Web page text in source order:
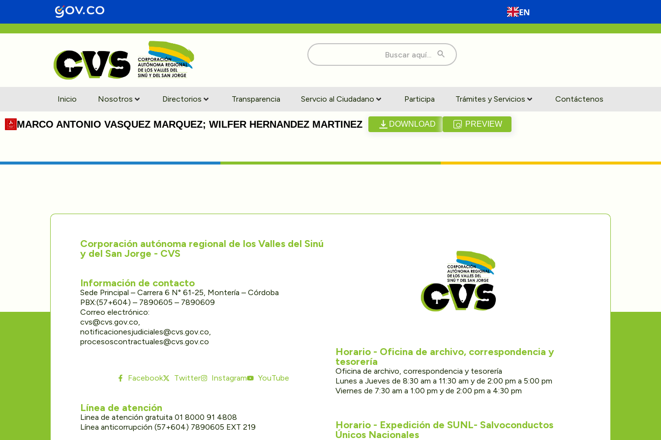
EN
Buscar:
Inicio Nosotros Directorios Transparencia Servcio al Ciudadano Participa Trámites y Servicios Contáctenos
MARCO ANTONIO VASQUEZ MARQUEZ; WILFER HERNANDEZ MARTINEZ DOWNLOAD PREVIEW
Corporación autónoma regional de los Valles del Sinú
y del San Jorge - CVS
Información de contacto
Sede Principal – Carrera 6 N° 61-25, Montería – Córdoba
PBX:(57+604) – 7890605 – 7890609
Correo electrónico:
cvs@cvs.gov.co,
notificacionesjudiciales@cvs.gov.co,
procesoscontractuales@cvs.gov.co
Facebook Twitter Instagram YouTube
Línea de atención
Linea de atención gratuita 01 8000 91 4808
Línea anticorrupción (57+604) 7890605 EXT 219
Horario - Oficina de archivo, correspondencia y
tesorería
Oficina de archivo, correspondencia y tesorería
Lunes a Jueves de 8:30 am a 11:30 am y de 2:00 pm a 5:00 pm
Viernes de 7:30 am a 1:00 pm y de 2:00 pm a 4:30 pm
Horario - Expedición de SUNL- Salvoconductos
Únicos Nacionales